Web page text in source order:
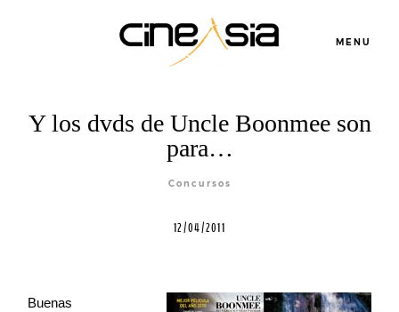
MENU
Y los dvds de Uncle Boonmee son
para…
Concursos
12/04/2011
Buenas
Servicios
Blog